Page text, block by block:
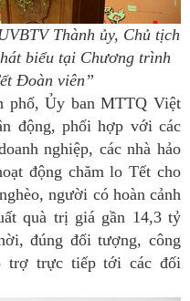
Thành ủy, Chủ tịch
biểu tại Chương trình
Đoàn viên”
phố, Ủy ban MTTQ Việt
động, phối hợp với các
nghiệp, các nhà hảo
động chăm lo Tết cho
người có hoàn cảnh
quà trị giá gần 14,3 tỷ
đúng đối tượng, công
trợ trực tiếp tới các đối